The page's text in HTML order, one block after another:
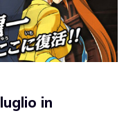
in